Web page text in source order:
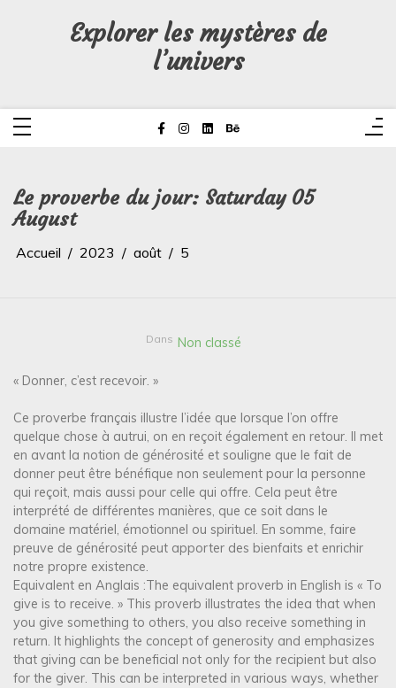
Explorer les mystères de
l’univers
Le proverbe du jour: Saturday 05
August
Accueil 2023 août 5
Dans Non classé
« Donner, c’est recevoir. »
Ce proverbe français illustre l’idée que lorsque l’on offre
quelque chose à autrui, on en reçoit également en retour. Il met
en avant la notion de générosité et souligne que le fait de
donner peut être bénéfique non seulement pour la personne
qui reçoit, mais aussi pour celle qui offre. Cela peut être
interprété de différentes manières, que ce soit dans le
domaine matériel, émotionnel ou spirituel. En somme, faire
preuve de générosité peut apporter des bienfaits et enrichir
notre propre existence.
Equivalent en Anglais :The equivalent proverb in English is « To
give is to receive. » This proverb illustrates the idea that when
you give something to others, you also receive something in
return. It highlights the concept of generosity and emphasizes
that giving can be beneficial not only for the recipient but also
for the giver. This can be interpreted in various ways, whether